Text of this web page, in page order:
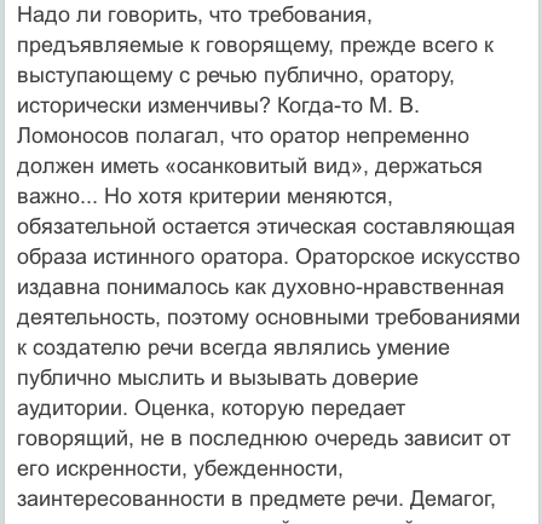
Надо ли говорить, что требования,
предъявляемые к говорящему, прежде всего к
выступающему с речью публично, оратору,
исторически изменчивы? Когда-то М. В.
Ломоносов полагал, что оратор непременно
должен иметь «осанковитый вид», держаться
важно... Но хотя критерии меняются,
обязательной остается этическая составляющая
образа истинного оратора. Ораторское искусство
издавна понималось как духовно-нравственная
деятельность, поэтому основными требованиями
к создателю речи всегда являлись умение
публично мыслить и вызывать доверие
аудитории. Оценка, которую передает
говорящий, не в последнюю очередь зависит от
его искренности, убежденности,
заинтересованности в предмете речи. Демагог,